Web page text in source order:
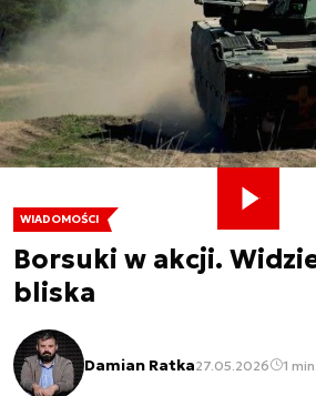
WIADOMOŚCI
Borsuki w akcji.
bliska
Damian Ratka27.05.2026 1 min.